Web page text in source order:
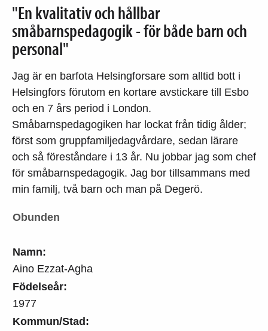
Obunden
Namn:
Aino Ezzat-Agha
Födelseår:
1977
Kommun/Stad:
"En kvalitativ och hållbar
småbarnspedagogik - för både barn och
personal"
Jag är en barfota Helsingforsare som alltid bott i
Helsingfors förutom en kortare avstickare till Esbo
och en 7 års period i London.
Småbarnspedagogiken har lockat från tidig ålder;
först som gruppfamiljedagvårdare, sedan lärare
och så föreståndare i 13 år. Nu jobbar jag som chef
för småbarnspedagogik. Jag bor tillsammans med
min familj, två barn och man på Degerö.